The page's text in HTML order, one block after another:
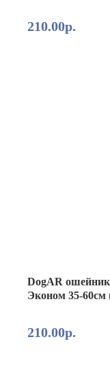
210.00р.
DogAR
Эконом 35-60см
210.00р.